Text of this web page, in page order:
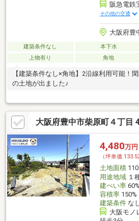
阪急電鉄
その他の交通
大阪府豊
建築条件なし 本下水
上物有り
角地
【建築条件なし×角地】2沿線利用可能！
の土地が出ました♪
大阪府豊中市柴原町４丁目
4,480万円
（坪単価
土地面積
用途地域１
建ぺい率60%
容積率150%
建築条件な
大阪モノ